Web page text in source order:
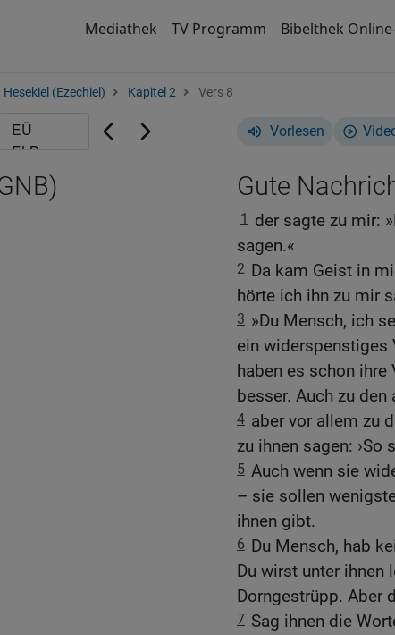
Mediathek TV Programm Bibelthek
Hesekiel (Ezechiel) Kapitel 2 Vers 8
Vorlesen
Gute
1 der sagte zu mir:
sagen.«
2 Da kam Geist in
hörte ich ihn zu mir
3 »Du Mensch, ich
ein widerspenstiges
haben es schon
besser. Auch zu
4 aber vor allem zu
zu ihnen sagen: ›So
5 Auch wenn sie
– sie sollen
ihnen gibt.
6 Du Mensch, hab
Du wirst unter ihnen
Dorngestrüpp. Aber
7 Sag ihnen die